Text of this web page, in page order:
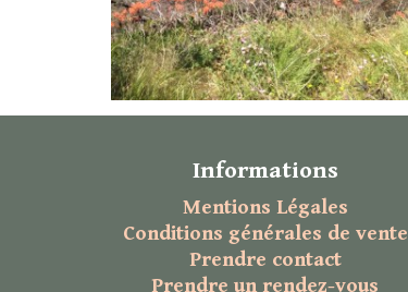
Informations
Mentions Légales
Conditions générales de vente
Prendre contact
Prendre un rendez-vous